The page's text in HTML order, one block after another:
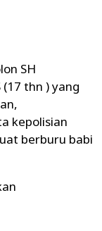
SH
thn ) yang
kepolisian
berburu babi